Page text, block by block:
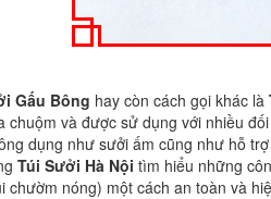
Gấu Bông hay còn cách gọi khác là
chuộm và được sử dụng với nhiều
dụng như sưởi ấm cũng như hỗ
Túi Sưởi Hà Nội tìm hiểu những
chườm nóng) một cách an toàn và